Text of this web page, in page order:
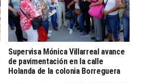
Supervisa Mónica Villarreal avance
de pavimentación en la calle
Holanda de la colonia Borreguera